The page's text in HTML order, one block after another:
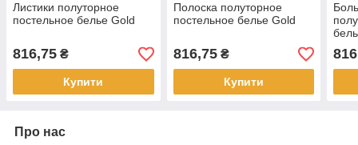
Листики полуторное
постельное белье Gold
816,75 ₴
Купити
Полоска полуторное
постельное белье Gold
816,75₴
Купити
Про нас